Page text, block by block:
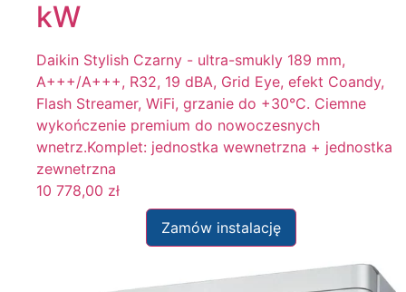
kW
Daikin Stylish Czarny - ultra-smukly 189 mm,
A+++/A+++, R32, 19 dBA, Grid Eye, efekt Coandy,
Flash Streamer, WiFi, grzanie do +30°C. Ciemne
wykończenie premium do nowoczesnych
wnetrz.Komplet: jednostka wewnetrzna + jednostka
zewnetrzna
10 778,00 zł
Zamów instalację